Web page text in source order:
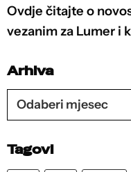
Ovdje čitajte o
vezanim za Lumer i
Arhiva
Arhiva
Tagovi